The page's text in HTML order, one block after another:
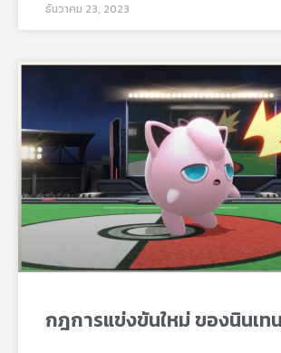
ธันวาคม 23, 2023
กฎการแข่งขันใหม่ ของนินเท